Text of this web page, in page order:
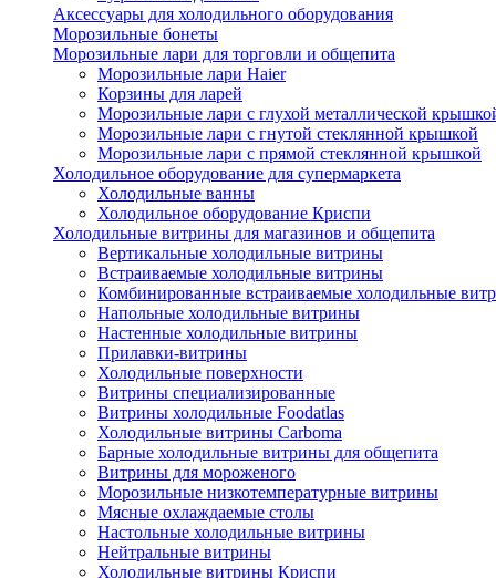
Аксессуары для холодильного оборудования
Морозильные бонеты
Морозильные лари для торговли и общепита
Морозильные лари Haier
Корзины для ларей
Морозильные лари с глухой металлической
Морозильные лари с гнутой стеклянной крышкой
Морозильные лари с прямой стеклянной крышкой
Холодильное оборудование для супермаркета
Холодильные ванны
Холодильное оборудование Криспи
Холодильные витрины для магазинов и общепита
Вертикальные холодильные витрины
Встраиваемые холодильные витрины
Комбинированные встраиваемые холодильные
Напольные холодильные витрины
Настенные холодильные витрины
Прилавки-витрины
Холодильные поверхности
Витрины специализированные
Витрины холодильные Foodatlas
Холодильные витрины Carboma
Барные холодильные витрины для общепита
Витрины для мороженого
Морозильные низкотемпературные витрины
Мясные охлаждаемые столы
Настольные холодильные витрины
Нейтральные витрины
Холодильные витрины Криспи